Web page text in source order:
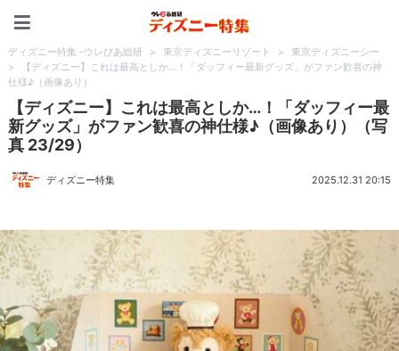
ディズニー特集 -ウレぴあ総研 > 東京ディズニーリゾート >
東京ディズニーシー
>
【ディズニー】これは最高としか…！「ダッフィー最新グッズ」がファン歓喜の神
仕様♪（画像あり）
【ディズニー】これは最高としか…！「ダッフィー最
新グッズ」がファン歓喜の神仕様♪（画像あり）（写
真 23/29）
ディズニー特集 2025.12.31 20:15